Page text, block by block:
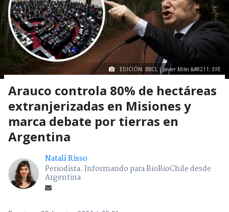
EDICIÓN: BBCL | Javier Milei &#8211; EFE
Arauco controla 80% de hectáreas
extranjerizadas en Misiones y
marca debate por tierras en
Argentina
Natalí Risso
Periodista. Informando para BioBioChile desde
Argentina